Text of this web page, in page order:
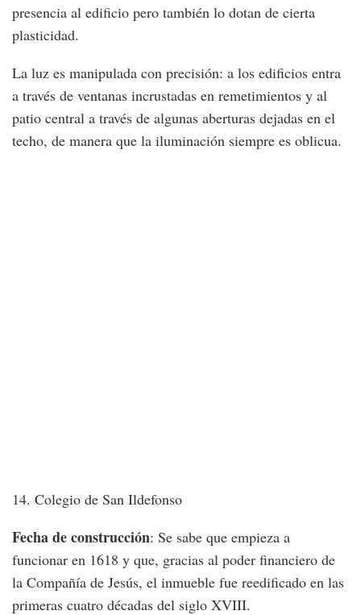
presencia al edificio pero también lo dotan de cierta
plasticidad.
La luz es manipulada con precisión: a los edificios entra
a través de ventanas incrustadas en remetimientos y al
patio central a través de algunas aberturas dejadas en el
techo, de manera que la iluminación siempre es oblicua.
14. Colegio de San Ildefonso
Fecha de construcción: Se sabe que empieza a
funcionar en 1618 y que, gracias al poder financiero de
la Compañía de Jesús, el inmueble fue reedificado en las
primeras cuatro décadas del siglo XVIII.